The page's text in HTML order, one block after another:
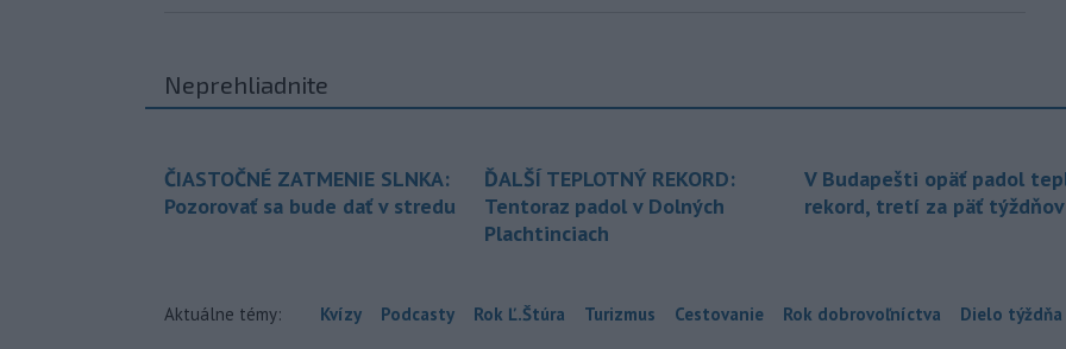
Neprehliadnite
ČIASTOČNÉ ZATMENIE SLNKA:
Pozorovať sa bude dať v stredu
ĎALŠÍ TEPLOTNÝ REKORD:
Tentoraz padol v Dolných
Plachtinciach
V Budapešti opäť padol
rekord, tretí za päť týždňov
Aktuálne témy: Kvízy Podcasty Rok Ľ.Štúra Turizmus Cestovanie Rok dobrovoľníctva Dielo týždňa